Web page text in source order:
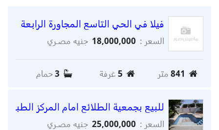
فيلا في الحي التاسع المجاورة الرابعة
السعر : 18,000,000 جنيه مصـري
841 متر 5 غرفة 3حمام
للبيع بجمعية الطلائع امام المركز الطبى
السعر : 25,000,000 جنيه مصـري